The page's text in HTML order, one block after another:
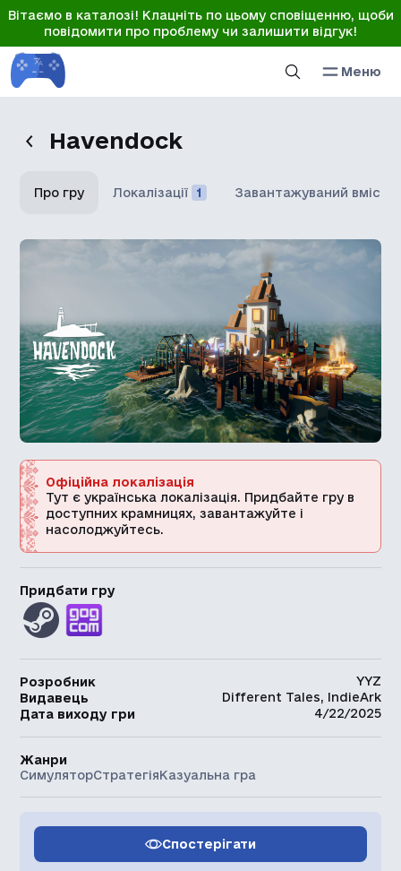
Вітаємо в каталозі! Клацніть по цьому сповіщенню, щоби
повідомити про проблему чи залишити відгук!
Меню
Havendock
Про гру Локалізації 1 Завантажуваний вміст
Офіційна локалізація
Тут є українська локалізація. Придбайте гру в
доступних крамницях, завантажуйте і
насолоджуйтесь.
Придбати гру
Розробник
YYZ
Видавець
Different Tales, IndieArk
Дата виходу гри
4/22/2025
Жанри
СимуляторСтратегіяКазуальна гра
Спостерігати